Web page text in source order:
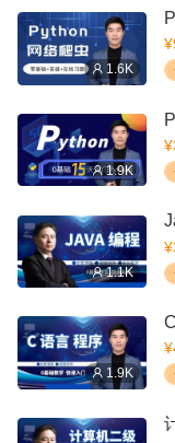
1.6K
1.9K
1.1K
1.9K